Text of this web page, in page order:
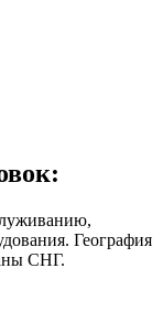
География
СНГ.